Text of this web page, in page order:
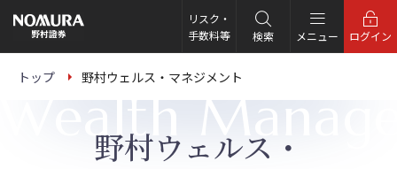
の
ー
リスク・
手数料等
検索 メニュー ログイン
トップ 野村ウェルス・マネジメント
Wealth
野村ウェルス・